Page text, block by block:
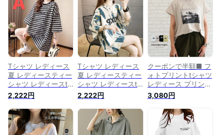
Tシャツ レディース
夏 レディースティー
シャツ レディースt
シャツ半袖 半袖tシ
ャツ 柄tシャツ 柄ト
ップス チェック柄
半袖ティーシャツ ゆ
ったり 半袖 カジュ
2,222円
Tシャツ レディース
夏 レディースティー
シャツ レディースt
シャツ半袖 柄tシャ
ツ 柄トップス 半袖t
シャツ 半袖ティーシ
ャツ ゆったり 半袖
カジュアル 英文字
2,222円
クーポンで半額■ フ
ォトプリントtシャツ
レディース プリント
t シャツ 夏 M フォト
tシャツ 半袖 プリン
トtシャツ 半袖tシャ
ツ おしゃれ 半袖ト
ップス レディースt
3,080円